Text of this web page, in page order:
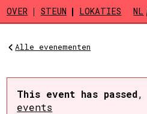
Skip to main content
OVER STEUN LOKATIES NL
Alle evenementen
This event has passed,
events